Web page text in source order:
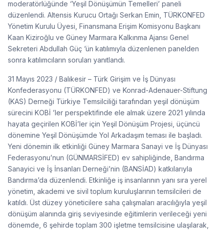
moderatörlüğünde ‘Yeşil Dönüşümün Temelleri’ paneli
düzenlendi. Altensis Kurucu Ortağı Serkan Emin, TÜRKONFED
Yönetim Kurulu Üyesi, Finansmana Erişim Komisyonu Başkanı
Kaan Kiziroğlu ve Güney Marmara Kalkınma Ajansı Genel
Sekreteri Abdullah Güç ’ün katılımıyla düzenlenen panelden
sonra katılımcıların soruları yanıtlandı.
31 Mayıs 2023 / Balıkesir – Türk Girişim ve İş Dünyası
Konfederasyonu (TÜRKONFED) ve Konrad-Adenauer-Stiftung
(KAS) Derneği Türkiye Temsilciliği tarafından yeşil dönüşüm
sürecini KOBİ ’ler perspektifinde ele almak üzere 2021 yılında
hayata geçirilen KOBİ’ler için Yeşil Dönüşüm Projesi, üçüncü
dönemine Yeşil Dönüşümde Yol Arkadaşım teması ile başladı.
Yeni dönemin ilk etkinliği Güney Marmara Sanayi ve İş Dünyası
Federasyonu’nun (GÜNMARSİFED) ev sahipliğinde, Bandırma
Sanayici ve İş İnsanları Derneği’nin (BANSİAD) katkılarıyla
Bandırma’da düzenlendi. Etkinliğe iş insanlarının yanı sıra yerel
yönetim, akademi ve sivil toplum kuruluşlarının temsilcileri de
katıldı. Üst düzey yöneticilere saha çalışmaları aracılığıyla yeşil
dönüşüm alanında giriş seviyesinde eğitimlerin verileceği yeni
dönemde, 6 şehirde toplam 300 işletme temsilcisine ulaşılarak,